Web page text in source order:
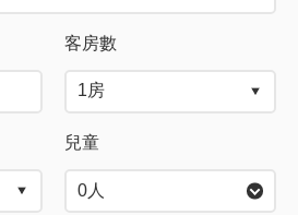
客房數
兒童
0 人